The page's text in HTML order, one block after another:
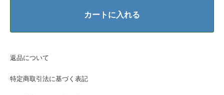
カートに入れる
返品について
特定商取引法に基づく表記